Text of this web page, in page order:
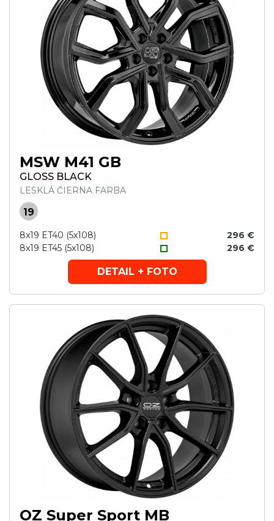
MSW M41 GB
GLOSS BLACK
LESKLÁ ČIERNA FARBA
19
8x19 ET40 (5x108)
296 €
8x19 ET45 (5x108)
296 €
DETAIL + FOTO
OZ Super Sport MB